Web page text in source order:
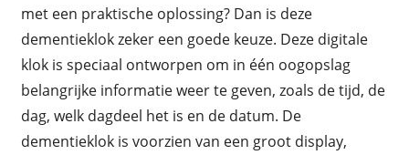
met een praktische oplossing? Dan is deze
dementieklok zeker een goede keuze. Deze digitale
klok is speciaal ontworpen om in één oogopslag
belangrijke informatie weer te geven, zoals de tijd, de
dag, welk dagdeel het is en de datum. De
dementieklok is voorzien van een groot display,